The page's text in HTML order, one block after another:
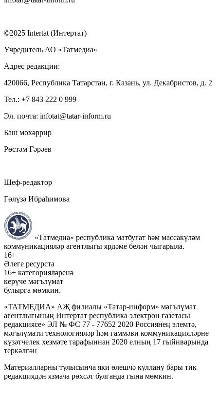
©2025 Intertat (Интертат)
Учредитель АО «Татмедиа»
Адрес редакции:
420066, Республика Татарстан, г. Казань, ул. Декабристов, д. 2
Тел.: +7 843 222 0 999
Эл. почта: infotat@tatar-inform.ru
Баш мөхәррир
Рөстәм Гәрәев
Шеф-редактор
Гөлүзә Ибраһимова
«Татмедиа» республика матбугат һәм массакүләм
коммуникацияләр агентлыгы ярдәме белән чыгарыла.
16+
Әлеге ресурста
16+ категорияләренә
керүче мәгълүмат
булырга мөмкин.
«ТАТМЕДИА» АҖ филиалы «Татар-информ» мәгълүмат
агентлыгының Интертат республика электрон газетасы
редакциясе» ЭЛ № ФС 77 - 77652 2020 Россиянең элемтә,
мәгълүмати технологияләр һәм гаммәви коммуникацияләрне
күзәтчелек хезмәте тарафыннан 2020 елның 17 гыйнварында
теркәлгән
Материалларны тулысынча яки өлешчә куллану бары тик
редакциядән язмача рөхсәт булганда гына мөмкин.